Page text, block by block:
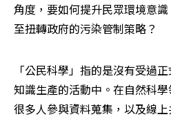
角度，要如何提升民眾環境意
至扭轉政府的污染管制策略？
「公民科學」指的是沒有受過
知識生產的活動中。在自然科
很多人參與資料蒐集，以及線